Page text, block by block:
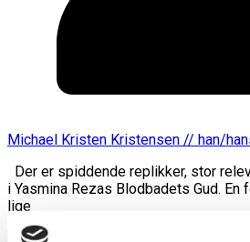
Michael Kristen Kristensen // han/
Der er spiddende replikker, stor
i Yasmina Rezas Blodbadets Gud.
lige
Læs mere